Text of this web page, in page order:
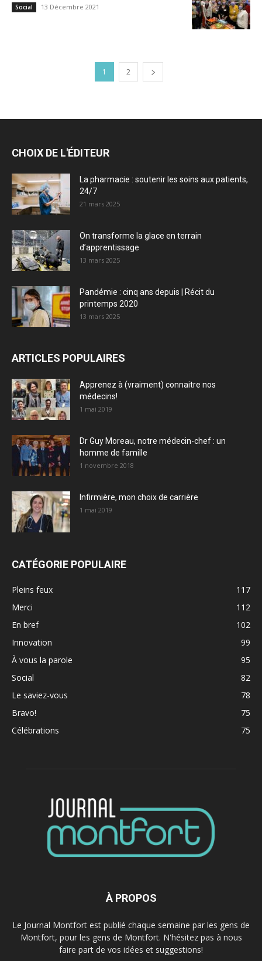
Social 13 Décembre 2021
1 2
CHOIX DE L'ÉDITEUR
La pharmacie : soutenir les soins aux patients,
24/7
21 mars 2025
On transforme la glace en terrain
d’apprentissage
13 mars 2025
Pandémie : cinq ans depuis | Récit du
printemps 2020
13 mars 2025
ARTICLES POPULAIRES
Apprenez à (vraiment) connaitre nos
médecins!
1 mai 2019
Dr Guy Moreau, notre médecin-chef : un
homme de famille
1 novembre 2018
Infirmière, mon choix de carrière
1 mai 2019
CATÉGORIE POPULAIRE
Pleins feux
117
Merci
112
En bref
102
Innovation
99
À vous la parole
95
Social
82
Le saviez-vous
78
Bravo!
75
Célébrations
75
À PROPOS
Le Journal Montfort est publié chaque semaine par les gens de
Montfort, pour les gens de Montfort. N'hésitez pas à nous
faire part de vos idées et suggestions!